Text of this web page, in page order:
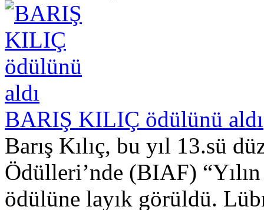
BARIŞ KILIÇ ödülünü aldı
Barış Kılıç, bu yıl 13.sü
Ödülleri’nde (BIAF)
ödülüne layık görüldü.